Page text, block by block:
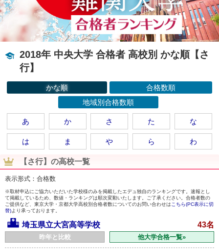
2018年 中央大学 合格者 高校別 かな順【さ
行】
かな順
合格数順
地域別合格数順
あ か さ た な
は ま や ら わ
【さ行】の高校一覧
表示形式：合格数
※取材申込にご協力いただいた学校様のみを掲載したエデュ独自のランキングです。速報とし
て掲載しているため、数値・ランキングは順次変動いたします。ご了承ください。合格者数の
ご提供など、東京大学・京都大学高校別合格者数についてのお問い合わせはこちら(PC表示に切
替)より承っております。
埼玉県立大宮高等学校 43名
昨年と比較 他大学合格一覧»